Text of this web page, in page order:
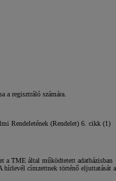
a regisztráló számára.
Rendeletének (Rendelet) 6. cikk (1)
a TME által működtetett adatbázisban
hírlevél címzettnek történő eljuttatását a